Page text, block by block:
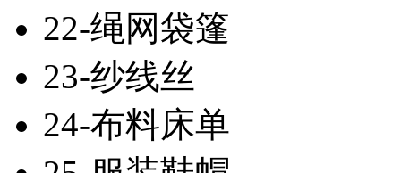
22-绳网袋篷
23-纱线丝
24-布料床单